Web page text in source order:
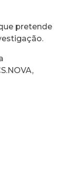
pretende